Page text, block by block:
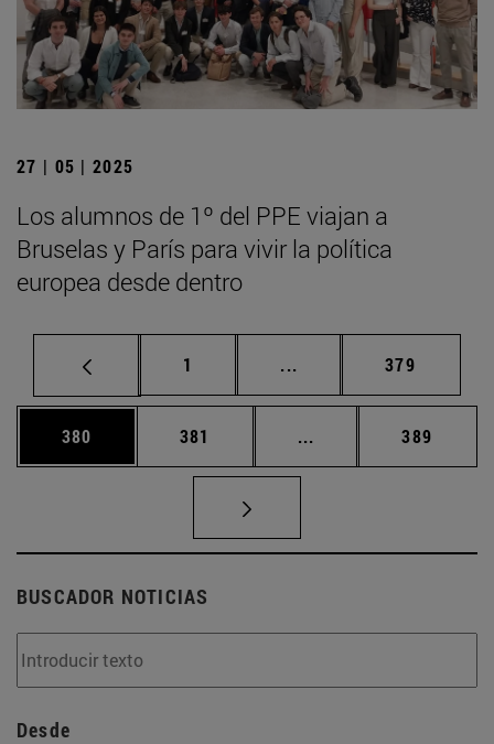
27 | 05 | 2025
Los alumnos de 1º del PPE viajan a
Bruselas y París para vivir la política
europea desde dentro
Página
1 ... Páginas intermedias
Página
379
Página
380 Página
381 ... Páginas intermedias
Página
389
BUSCADOR NOTICIAS
Desde